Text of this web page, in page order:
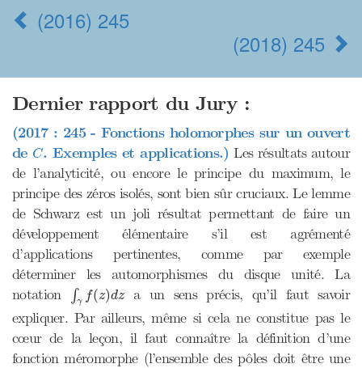
(2016) 245
(2018) 245
Dernier rapport du Jury :
(2017 : 245 - Fonctions holomorphes sur un ouvert
de C
C. Exemples et applications.) Les résultats autour
de l’analyticité, ou encore le principe du maximum, le
principe des zéros isolés, sont bien sûr cruciaux. Le lemme
de Schwarz est un joli résultat permettant de faire un
développement élémentaire s’il est agrémenté
d’applications pertinentes, comme par exemple
déterminer les automorphismes du disque unité. La
notation
∫γ f(z)dz
γ (z d z
a un sens précis, qu’il faut savoir
expliquer. Par ailleurs, même si cela ne constitue pas le
cœur de la leçon, il faut connaître la définition d’une
fonction méromorphe (l’ensemble des pôles doit être une